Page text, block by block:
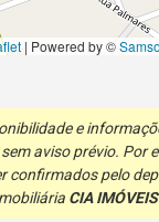
| Powered by ©
e
aviso prévio. Por
confirmados pelo
CIA IMÓVEIS